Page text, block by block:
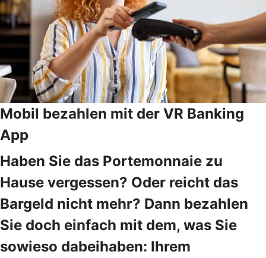
Mobil bezahlen mit der VR Banking
App
Haben Sie das Portemonnaie zu
Hause vergessen? Oder reicht das
Bargeld nicht mehr? Dann bezahlen
Sie doch einfach mit dem, was Sie
sowieso dabeihaben: Ihrem